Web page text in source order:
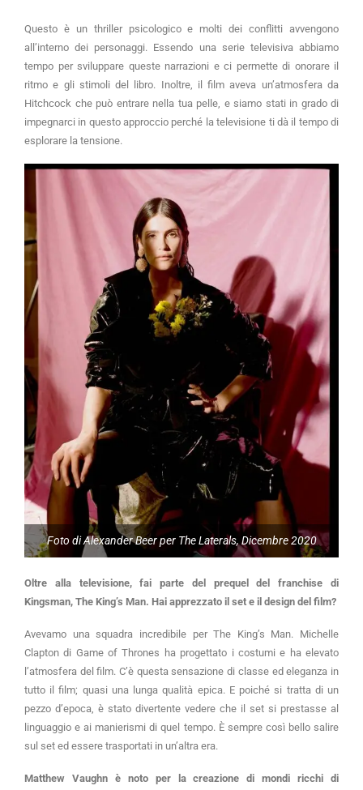
Questo è un thriller psicologico e molti dei conflitti avvengono
all’interno dei personaggi. Essendo una serie televisiva abbiamo
tempo per sviluppare queste narrazioni e ci permette di onorare il
ritmo e gli stimoli del libro. Inoltre, il film aveva un’atmosfera da
Hitchcock che può entrare nella tua pelle, e siamo stati in grado di
impegnarci in questo approccio perché la televisione ti dà il tempo di
esplorare la tensione.
Foto di Alexander Beer per The Laterals, Dicembre 2020
Oltre alla televisione, fai parte del prequel del franchise di
Kingsman, The King’s Man. Hai apprezzato il set e il design del film?
Avevamo una squadra incredibile per The King’s Man. Michelle
Clapton di Game of Thrones ha progettato i costumi e ha elevato
l’atmosfera del film. C’è questa sensazione di classe ed eleganza in
tutto il film; quasi una lunga qualità epica. E poiché si tratta di un
pezzo d’epoca, è stato divertente vedere che il set si prestasse al
linguaggio e ai manierismi di quel tempo. È sempre così bello salire
sul set ed essere trasportati in un’altra era.
Matthew Vaughn è noto per la creazione di mondi ricchi di